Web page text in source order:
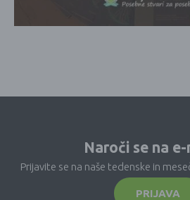
Naroči se na
Prijavite se na naše tedenske in
PRIJAVA